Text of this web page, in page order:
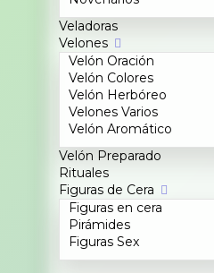
Veladoras
Velones
Velón Oración
Velón Colores
Velón Herbóreo
Velones Varios
Velón Aromático
Velón Preparado
Rituales
Figuras de Cera
Figuras en cera
Pirámides
Figuras Sex